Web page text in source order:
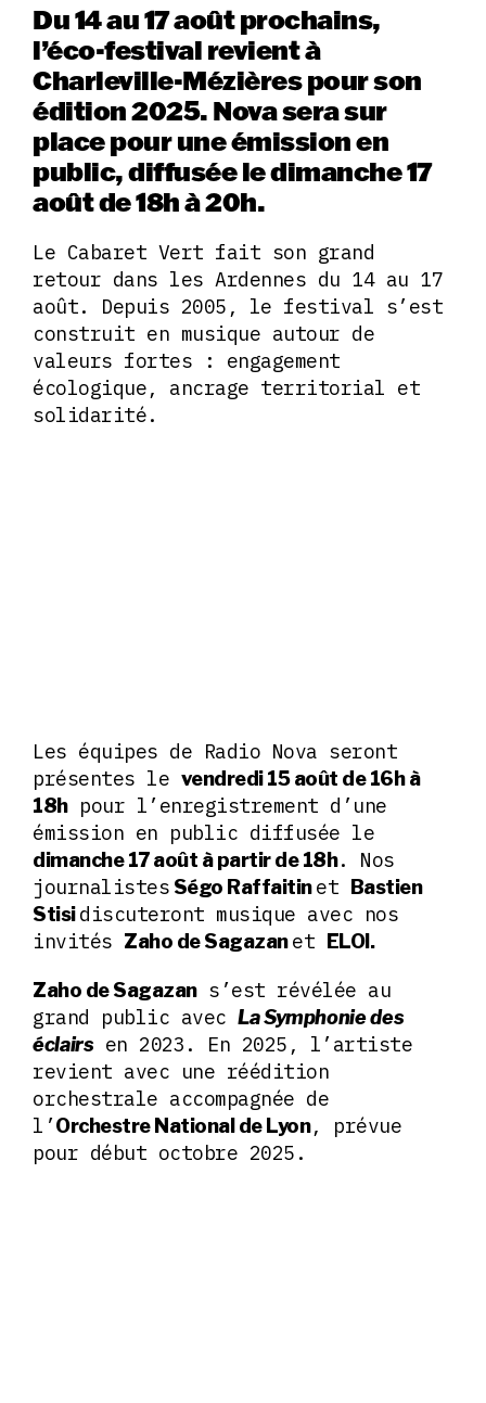
Du 14 au 17 août prochains,
l’éco-festival revient à
Charleville-Mézières pour son
édition 2025. Nova sera sur
place pour une émission en
public, diffusée le dimanche 17
août de 18h à 20h.
Le Cabaret Vert fait son grand
retour dans les Ardennes du 14 au 17
août. Depuis 2005, le festival s’est
construit en musique autour de
valeurs fortes : engagement
écologique, ancrage territorial et
solidarité.
Les équipes de Radio Nova seront
présentes le vendredi 15 août de 16h à
18hpour l’enregistrement d’une
émission en public diffusée le
dimanche 17 août à partir de 18h. Nos
journalistes Ségo Raffaitinet Bastien
Stisidiscuteront musique avec nos
invités Zaho de Sagazanet ELOI.
Zaho de Sagazans’est révélée au
grand public avec La Symphonie des
éclairsen 2023. En 2025, l’artiste
revient avec une réédition
orchestrale accompagnée de
l’Orchestre National de Lyon, prévue
pour début octobre 2025.